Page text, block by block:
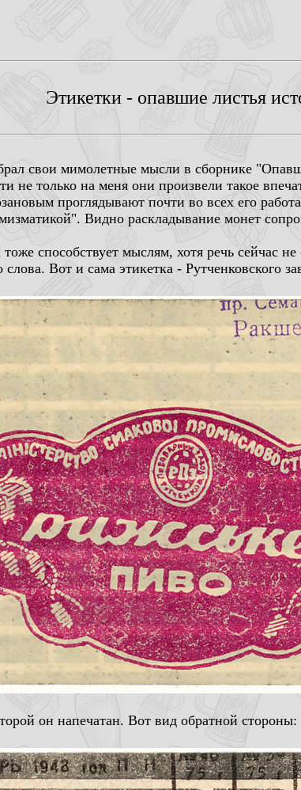
Этикетки - опавшие листья
свои мимолетные мысли в сборнике
не только на меня они произвели такое
проглядывают почти во всех его
Видно раскладывание монет
способствует мыслям, хотя речь сейчас
Вот и сама этикетка - Рутченковского
он напечатан. Вот вид обратной стороны: